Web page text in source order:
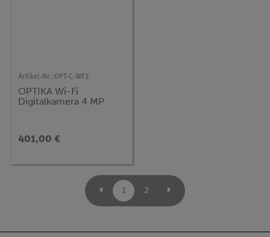
Artikel-Nr.:OPT-C-WF2
OPTIKA Wi-Fi
Digitalkamera 4 MP
401,00 €
1 2